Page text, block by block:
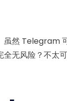
虽然 Telegram
全无风险？不太